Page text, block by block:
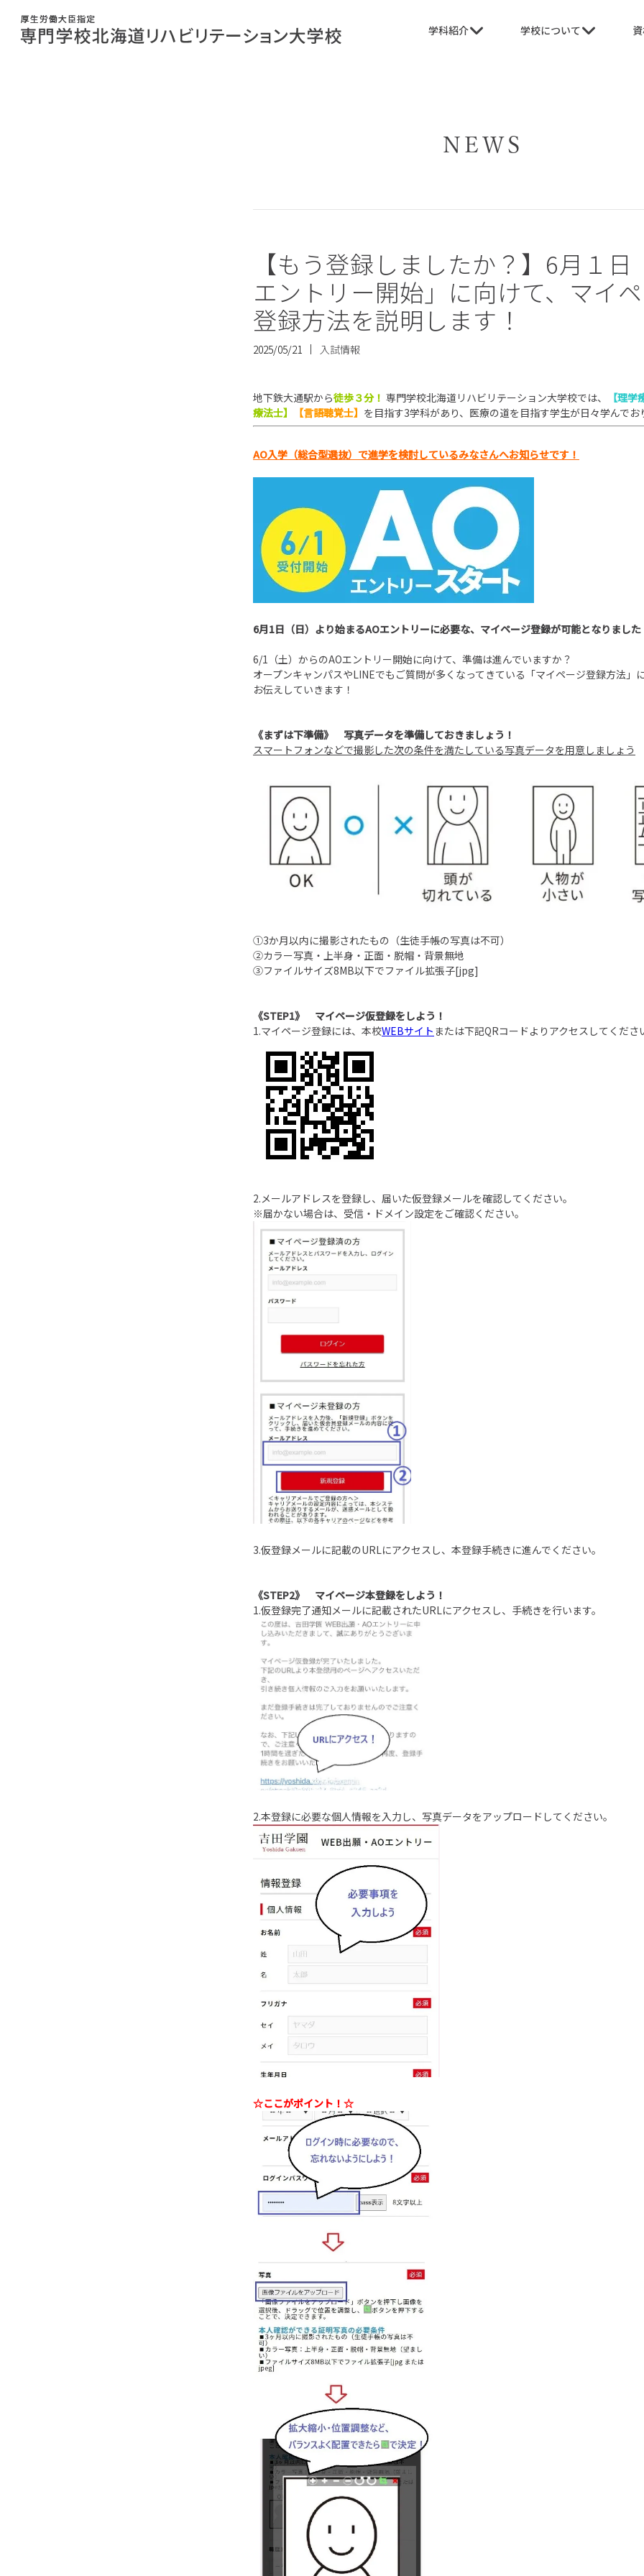
学科紹介 学校について
NEWS
【もう登録しましたか？】6月１日
エントリー開始」に向けて、マイ
登録方法を説明します！
2025/05/21 入試情報
地下鉄大通駅から徒歩３分！ 専門学校北海道リハビリテーション大学校では、
【理
療法士】
【言語聴覚士】 を目指す3学科があり、医療の道を目指す学生が日々学んでお
AO入学（総合型選抜）で進学を検討しているみなさんへお知らせです！
6月1日（日）より始まるAOエントリーに必要な、マイページ登録が可能となりました
6/1（土）からのAOエントリー開始に向けて、準備は進んでいますか？
オープンキャンパスやLINEでもご質問が多くなってきている「マイページ登録方法」
お伝えしていきます！
《まずは下準備》 写真データを準備しておきましょう！
スマートフォンなどで撮影した次の条件を満たしている写真データを用意しましょう
①3か月以内に撮影されたもの（生徒手帳の写真は不可）
②カラー写真・上半身・正面・脱帽・背景無地
③ファイルサイズ8MB以下でファイル拡張子[jpg]
《STEP1》 マイページ仮登録をしよう！
1.マイページ登録には、本校WEBサイト または下記QRコードよりアクセスしてくださ
2.メールアドレスを登録し、届いた仮登録メールを確認してください。
※届かない場合は、受信・ドメイン設定をご確認ください。
3.仮登録メールに記載のURLにアクセスし、本登録手続きに進んでください。
《STEP2》 マイページ本登録をしよう！
1.仮登録完了通知メールに記載されたURLにアクセスし、手続きを行います。
2.本登録に必要な個人情報を入力し、写真データをアップロードしてください。
☆ここがポイント！ ☆